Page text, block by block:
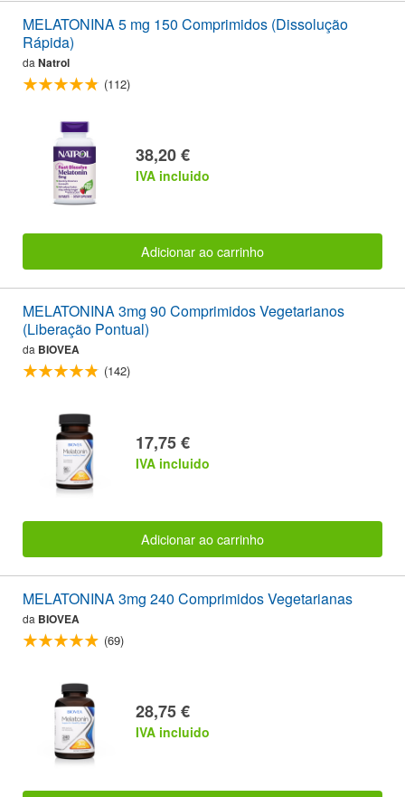
MELATONINA 5 mg 150 Comprimidos (Dissolução
Rápida)
da Natrol
(112)
38,20 €
IVA incluido
Adicionar ao carrinho
MELATONINA 3mg 90 Comprimidos Vegetarianos
(Liberação Pontual)
da BIOVEA
(142)
17,75 €
IVA incluido
Adicionar ao carrinho
MELATONINA 3mg 240 Comprimidos Vegetarianas
da BIOVEA
(69)
28,75 €
IVA incluido